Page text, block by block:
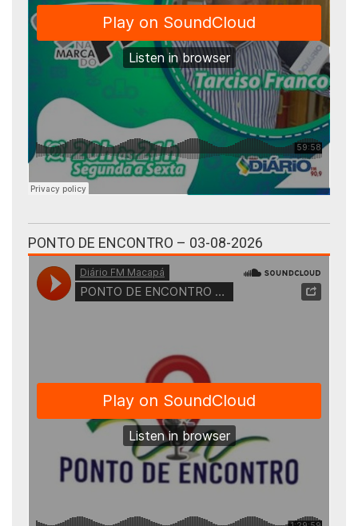
PONTO DE ENCONTRO – 03-08-2026